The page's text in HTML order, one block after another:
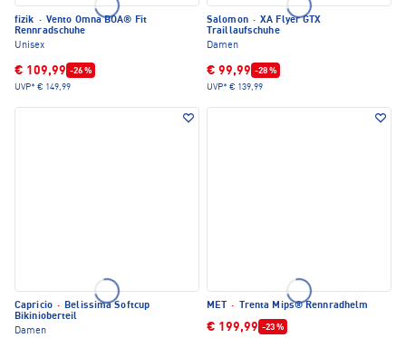
fizik · Vento Omna BOA® Fit
Rennradschuhe
Unisex
€ 109,99 -26 %
UVP* € 149,99
Salomon · XA Flyer GTX
Traillaufschuhe
Damen
€ 99,99 -28 %
UVP* € 139,99
Capricio · Belissima Softcup
Bikinioberteil
Damen
MET · Trenta Mips® Rennradhelm
€ 199,99 -23 %